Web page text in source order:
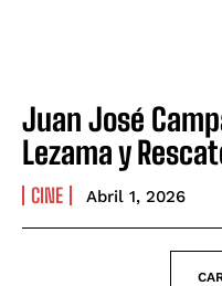
Juan José
Lezama y
CINE Abril 1, 2026